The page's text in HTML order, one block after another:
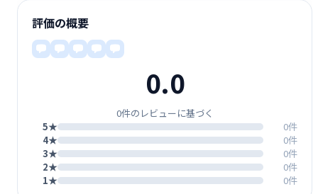
評価の概要
0.0
0件のレビューに基づく
5★
0件
4★
0件
3★
0件
2★
0件
1★
0件